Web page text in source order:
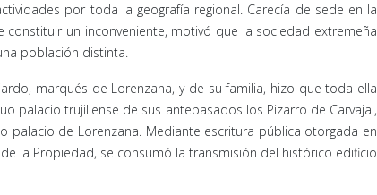
por toda la geografía regional. Carecía de sede en la
un inconveniente, motivó que la sociedad extremeña
población distinta.
marqués de Lorenzana, y de su familia, hizo que toda ella
palacio trujillense de sus antepasados los Pizarro de Carvajal,
de Lorenzana. Mediante escritura pública otorgada en
la Propiedad, se consumó la transmisión del histórico edificio